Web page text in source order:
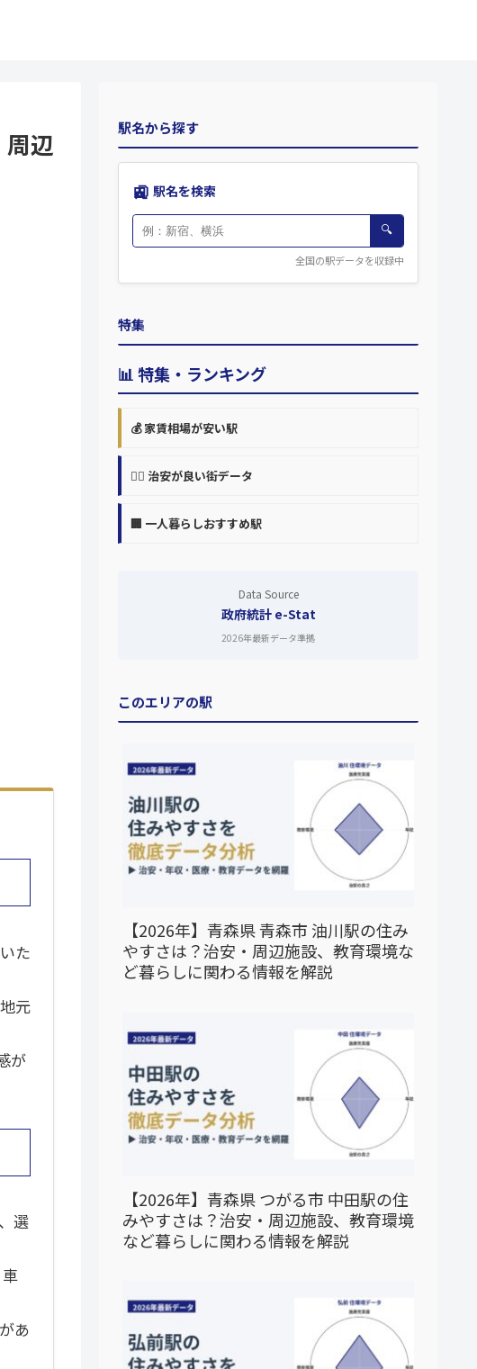
周辺
た
元
が
選
あ
駅名から探す
🚉 駅名を検索
🔍
全国の駅データを収録中
特集
📊 特集・ランキング
💰 家賃相場が安い駅
👮‍♀️ 治安が良い街データ
🏢 一人暮らしおすすめ駅
Data Source
政府統計 e-Stat
2026年最新データ準拠
このエリアの駅
【2026年】青森県 青森市 油川駅の住み
やすさは？治安・周辺施設、教育環境な
ど暮らしに関わる情報を解説
【2026年】青森県 つがる市 中田駅の住
みやすさは？治安・周辺施設、教育環境
など暮らしに関わる情報を解説